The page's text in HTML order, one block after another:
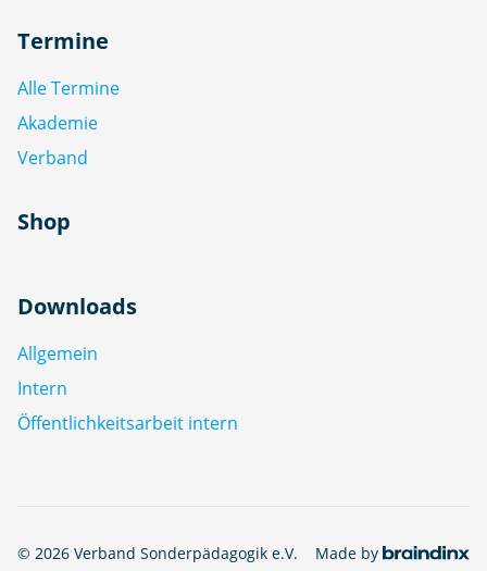
Termine
Alle Termine
Akademie
Verband
Shop
Downloads
Allgemein
Intern
Öffentlichkeitsarbeit intern
© 2026 Verband Sonderpädagogik e.V. Made by